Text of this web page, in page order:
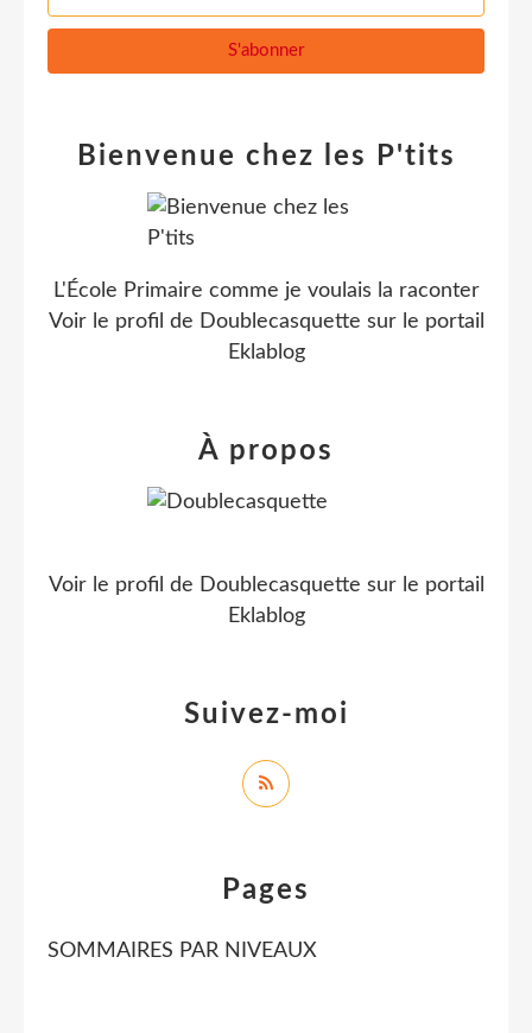
Pages
SOMMAIRES PAR NIVEAUX
Bienvenue chez les P'tits
L'École Primaire comme je voulais la raconter
Voir le profil de Doublecasquette sur le portail
Eklablog
Suivez-moi
À propos
Voir le profil de Doublecasquette sur le portail
Eklablog